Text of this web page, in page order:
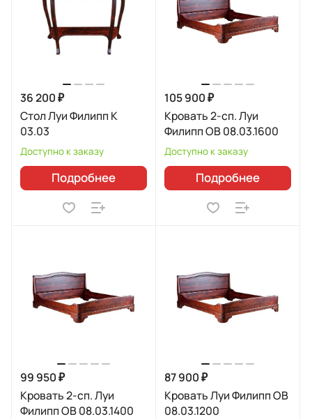
36 200 ₽
Стол Луи Филипп К
03.03
Доступно к заказу
Подробнее
105 900 ₽
Кровать 2-сп. Луи
Филипп ОВ 08.03.1600
Доступно к заказу
Подробнее
99 950 ₽
Кровать 2-сп. Луи
Филипп ОВ 08.03.1400
87 900 ₽
Кровать Луи Филипп ОВ
08.03.1200